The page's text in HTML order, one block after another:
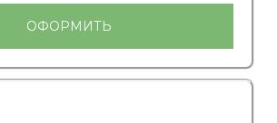
ОФОРМИТЬ